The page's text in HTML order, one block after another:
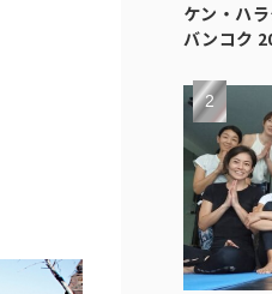
ケン・ハ
バンコク